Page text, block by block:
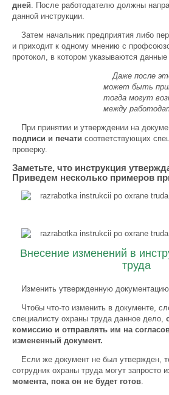
дней. После работодателю должны
данной инструкции.
Затем начальник предприятия либо
и приходит к одному мнению с
протокол, в котором указываются данные
Даже после
может быть
тогда могут
между
При принятии и утверждении на
подписи и печати соответствующих
проверку.
Заметьте, что инструкция
Приведем несколько примеров
Внесение изменений в
труда
Изменить утвержденную документацию
Чтобы что-то изменить в документе,
специалисту охраны труда данное дело,
комиссию и отправлять им на
измененный документ.
Если же документ не был утвержден,
сотрудник охраны труда могут запросто
момента, пока он не будет готов.